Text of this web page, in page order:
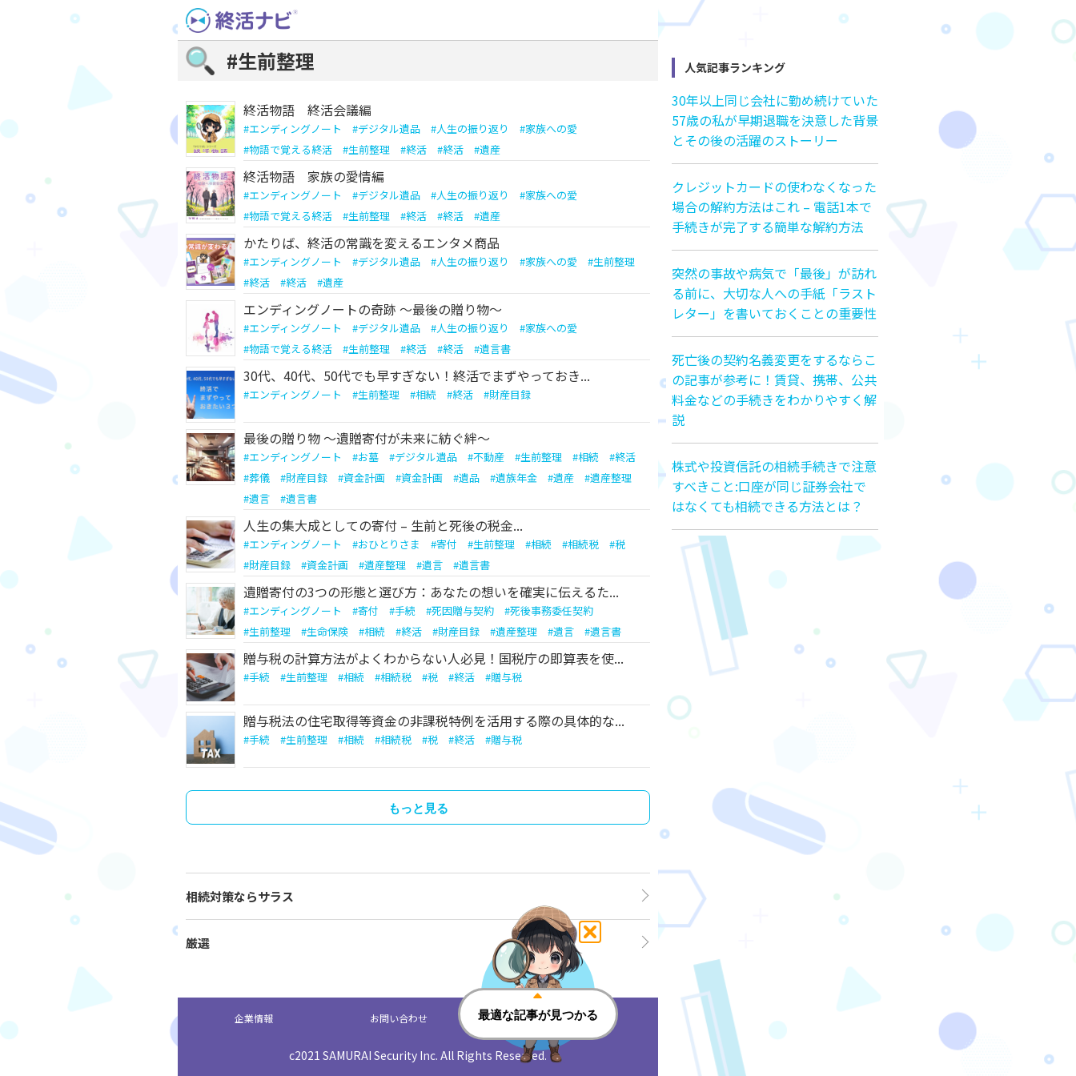
Skip
to
content
#生前整理
終活物語 終活会議編
#エンディングノート #デジタル遺品 #人生の振り返り #家族への愛
#物語で覚える終活 #生前整理 #終活 #終活 #遺産
終活物語 家族の愛情編
#エンディングノート #デジタル遺品 #人生の振り返り #家族への愛
#物語で覚える終活 #生前整理 #終活 #終活 #遺産
かたりば、終活の常識を変えるエンタメ商品
#エンディングノート #デジタル遺品 #人生の振り返り #家族への愛 #生前整理
#終活 #終活 #遺産
エンディングノートの奇跡 ～最後の贈り物～
#エンディングノート #デジタル遺品 #人生の振り返り #家族への愛
#物語で覚える終活 #生前整理 #終活 #終活 #遺言書
30代、40代、50代でも早すぎない！終活でまずやっておき...
#エンディングノート #生前整理 #相続 #終活 #財産目録
最後の贈り物 〜遺贈寄付が未来に紡ぐ絆〜
#エンディングノート #お墓 #デジタル遺品 #不動産 #生前整理 #相続 #終活
#葬儀 #財産目録 #資金計画 #資金計画 #遺品 #遺族年金 #遺産 #遺産整理
#遺言 #遺言書
人生の集大成としての寄付 – 生前と死後の税金...
#エンディングノート #おひとりさま #寄付 #生前整理 #相続 #相続税 #税
#財産目録 #資金計画 #遺産整理 #遺言 #遺言書
遺贈寄付の3つの形態と選び方：あなたの想いを確実に伝えるた...
#エンディングノート #寄付 #手続 #死因贈与契約 #死後事務委任契約
#生前整理 #生命保険 #相続 #終活 #財産目録 #遺産整理 #遺言 #遺言書
贈与税の計算方法がよくわからない人必見！国税庁の即算表を使...
#手続 #生前整理 #相続 #相続税 #税 #終活 #贈与税
贈与税法の住宅取得等資金の非課税特例を活用する際の具体的な...
#手続 #生前整理 #相続 #相続税 #税 #終活 #贈与税
もっと見る
相続対策ならサラス
厳選
企業情報 お問い合わせ 個人情報保護方針
c2021 SAMURAI Security Inc. All Rights Reserved.
人気記事ランキング
30年以上同じ会社に勤め続けていた
57歳の私が早期退職を決意した背景
とその後の活躍のストーリー
クレジットカードの使わなくなった
場合の解約方法はこれ – 電話1本で
手続きが完了する簡単な解約方法
突然の事故や病気で「最後」が訪れ
る前に、大切な人への手紙「ラスト
レター」を書いておくことの重要性
死亡後の契約名義変更をするならこ
の記事が参考に！賃貸、携帯、公共
料金などの手続きをわかりやすく解
説
株式や投資信託の相続手続きで注意
すべきこと:口座が同じ証券会社で
はなくても相続できる方法とは？